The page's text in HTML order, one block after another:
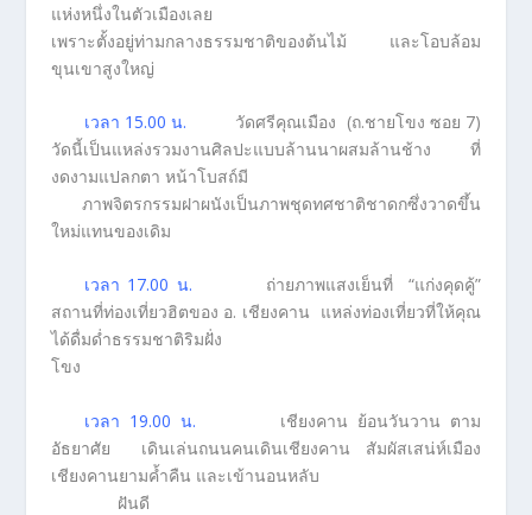
แห่งหนึ่งในตัวเมืองเลย
เพราะตั้งอยู่ท่ามกลางธรรมชาติของต้นไม้ และโอบล้อม
ขุนเขาสูงใหญ่
เวลา 15.00 น.
วัดศรีคุณเมือง (ถ.ชายโขง ซอย 7)
วัดนี้เป็นแหล่งรวมงานศิลปะแบบล้านนาผสมล้านช้าง ที่
งดงามแปลกตา หน้าโบสถ์มี
ภาพจิตรกรรมฝาผนังเป็นภาพชุดทศชาติชาดกซึ่งวาดขึ้น
ใหม่แทนของเดิม
เวลา 17.00 น.
ถ่ายภาพแสงเย็นที่ “แก่งคุดคู้”
สถานที่ท่องเที่ยวฮิตของ อ. เชียงคาน แหล่งท่องเที่ยวที่ให้คุณ
ได้ดื่มด่ำธรรมชาติริมฝั่ง
โขง
เวลา 19.00 น. เชียงคาน ย้อนวันวาน ตาม
อัธยาศัย เดินเล่นถนนคนเดินเชียงคาน สัมผัสเสน่ห์เมือง
เชียงคานยามค้ำคืน และเข้านอนหลับ
ฝันดี